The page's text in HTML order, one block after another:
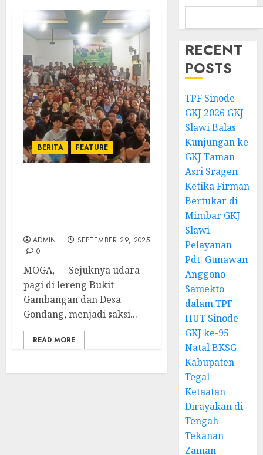
BERITA FEATURE
ADMIN
SEPTEMBER 29, 2025
0
MOGA, – Sejuknya udara
pagi di lereng Bukit
Gambangan dan Desa
Gondang, menjadi saksi...
READ MORE
RECENT
POSTS
TPF Sinode
GKJ 2026 GKJ
Slawi Balas
Kunjungan ke
GKJ Taman
Asri Sragen
Ketika Firman
Bertukar di
Mimbar GKJ
Slawi
Pelayanan
Pdt. Gunawan
Anggono
Samekto
dalam TPF
HUT Sinode
GKJ ke-95
Natal BKSG
Kabupaten
Tegal
Ketaatan
Dirayakan di
Tengah
Tekanan
Zaman